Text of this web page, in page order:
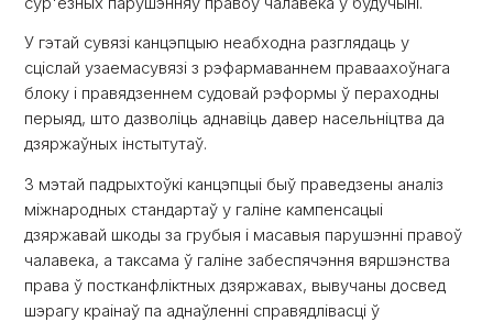
У гэтай сувязі канцэпцыю неабходна разглядаць у
сціслай узаемасувязі з рэфармаваннем праваахоўнага
блоку і правядзеннем судовай рэформы ў пераходны
перыяд, што дазволіць аднавіць давер насельніцтва да
дзяржаўных інстытутаў.
З мэтай падрыхтоўкі канцэпцыі быў праведзены аналіз
міжнародных стандартаў у галіне кампенсацыі
дзяржавай шкоды за грубыя і масавыя парушэнні правоў
чалавека, а таксама ў галіне забеспячэння вяршэнства
права ў постканфліктных дзяржавах, вывучаны досвед
шэрагу краінаў па аднаўленні справядлівасці ў